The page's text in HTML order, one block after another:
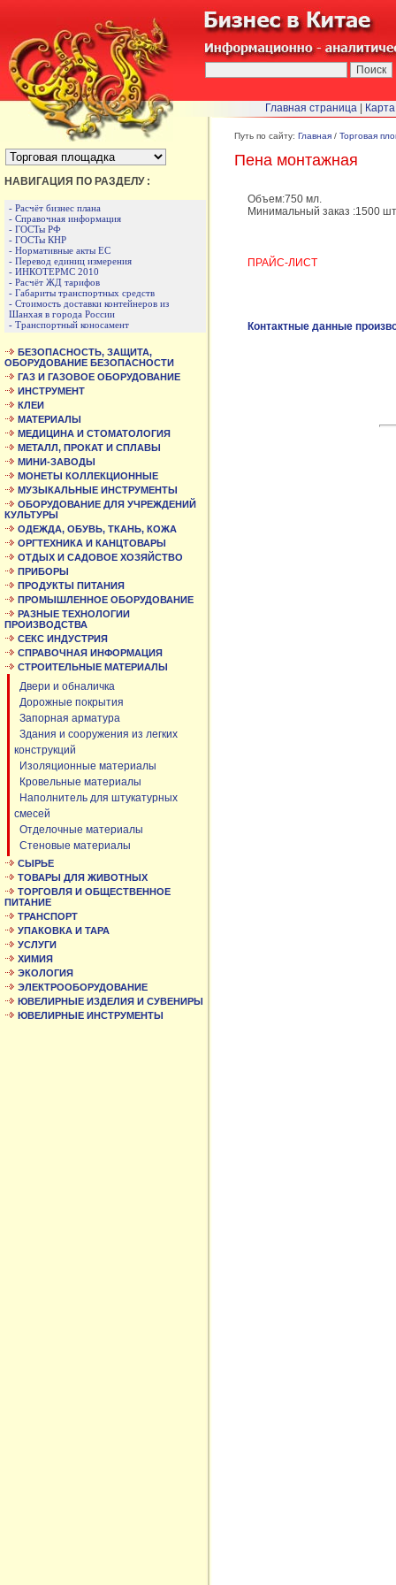
БЫСТРЫЙ ПЕРЕХОД :
НАВИГАЦИЯ ПО РАЗДЕЛУ :
- Расчёт бизнес плана
- Справочная информация
- ГОСТы РФ
- ГОСТы КНР
- Нормативные акты ЕС
- Перевод единиц измерения
- ИНКОТЕРМС 2010
- Расчёт ЖД тарифов
- Габариты транспортных средств
- Стоимость доставки контейнеров из
Шанхая в города России
- Транспортный коносамент
БЕЗОПАСНОСТЬ, ЗАЩИТА,
ОБОРУДОВАНИЕ БЕЗОПАСНОСТИ
ГАЗ И ГАЗОВОЕ ОБОРУДОВАНИЕ
ИНСТРУМЕНТ
КЛЕИ
МАТЕРИАЛЫ
МЕДИЦИНА И СТОМАТОЛОГИЯ
МЕТАЛЛ, ПРОКАТ И СПЛАВЫ
МИНИ-ЗАВОДЫ
МОНЕТЫ КОЛЛЕКЦИОННЫЕ
МУЗЫКАЛЬНЫЕ ИНСТРУМЕНТЫ
ОБОРУДОВАНИЕ ДЛЯ УЧРЕЖДЕНИЙ
КУЛЬТУРЫ
ОДЕЖДА, ОБУВЬ, ТКАНЬ, КОЖА
ОРГТЕХНИКА И КАНЦТОВАРЫ
ОТДЫХ И САДОВОЕ ХОЗЯЙСТВО
ПРИБОРЫ
ПРОДУКТЫ ПИТАНИЯ
ПРОМЫШЛЕННОЕ ОБОРУДОВАНИЕ
РАЗНЫЕ ТЕХНОЛОГИИ
ПРОИЗВОДСТВА
СЕКС ИНДУСТРИЯ
СПРАВОЧНАЯ ИНФОРМАЦИЯ
СТРОИТЕЛЬНЫЕ МАТЕРИАЛЫ
Двери и обналичка
Дорожные покрытия
Запорная арматура
Здания и сооружения из легких
конструкций
Изоляционные материалы
Кровельные материалы
Наполнитель для штукатурных
смесей
Отделочные материалы
Стеновые материалы
СЫРЬЕ
ТОВАРЫ ДЛЯ ЖИВОТНЫХ
ТОРГОВЛЯ И ОБЩЕСТВЕННОЕ
ПИТАНИЕ
ТРАНСПОРТ
УПАКОВКА И ТАРА
УСЛУГИ
ХИМИЯ
ЭКОЛОГИЯ
ЭЛЕКТРООБОРУДОВАНИЕ
ЮВЕЛИРНЫЕ ИЗДЕЛИЯ И СУВЕНИРЫ
ЮВЕЛИРНЫЕ ИНСТРУМЕНТЫ
Путь по сайту: Главная / Торговая
Пена монтажная
Объем:750 мл.
Минимальный заказ :1500
ПРАЙС-ЛИСТ
Контактные данные
Главная страница